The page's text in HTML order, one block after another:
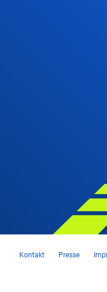
Kontakt Presse